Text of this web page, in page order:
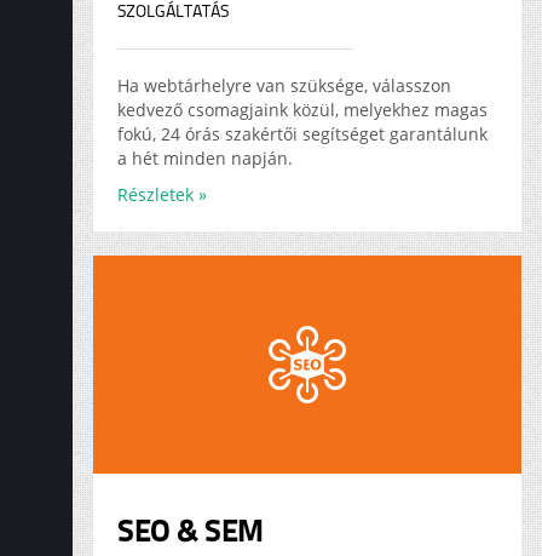
SZOLGÁLTATÁS
Ha webtárhelyre van szüksége, válasszon
kedvező csomagjaink közül, melyekhez magas
fokú, 24 órás szakértői segítséget garantálunk
a hét minden napján.
Részletek »
SEO & SEM